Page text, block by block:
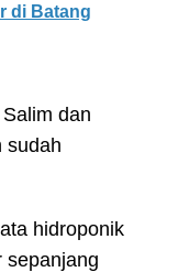
di Batang
dan
sudah
hidroponik
sepanjang